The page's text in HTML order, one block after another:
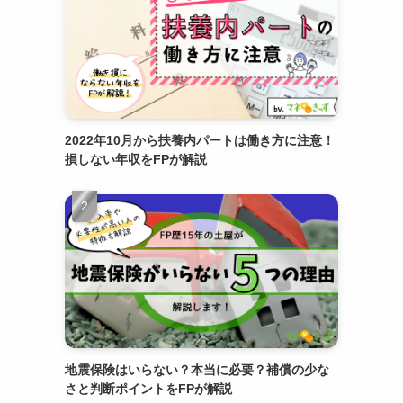
2022年10月から扶養内パートは働き方に注意！
損しない年収をFPが解説
地震保険はいらない？本当に必要？補償の少な
さと判断ポイントをFPが解説